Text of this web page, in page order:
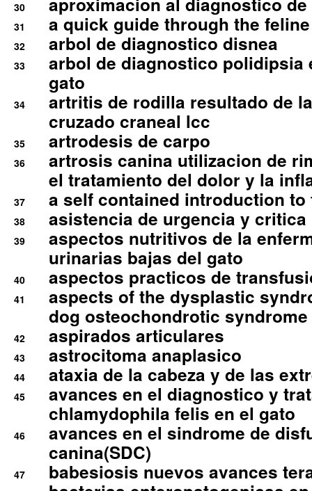
30
31 a quick guide through the
32 arbol de diagnostico disnea
33
arbol de diagnostico polidipsia
gato
34
artritis de rodilla resultado de
cruzado craneal lcc
35 artrodesis de carpo
36
artrosis canina utilizacion de
el tratamiento del dolor y la
37 a self contained introduction
38 asistencia de urgencia y
39
aspectos nutritivos de la
urinarias bajas del gato
40 aspectos practicos de
41
aspects of the dysplastic
dog osteochondrotic syndrome
42 aspirados articulares
43 astrocitoma anaplasico
44 ataxia de la cabeza y de las
45
avances en el diagnostico y
chlamydophila felis en el gato
46
avances en el sindrome de
canina(SDC)
47 babesiosis nuevos avances